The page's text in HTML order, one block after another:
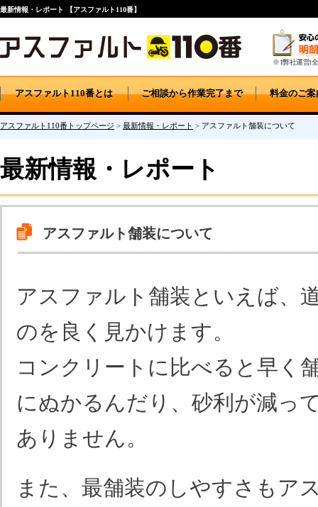
最新情報・レポート 【アスファルト110番】
※1弊社運営t
アスファルト110番とは ご相談から作業完了まで 料金のご案
アスファルト110番トップページ > 最新情報・レポート > アスファルト舗装について
最新情報・レポート
アスファルト舗装について
アスファルト舗装といえば、
のを良く見かけます。
コンクリートに比べると早く
にぬかるんだり、砂利が減っ
ありません。
また、最舗装のしやすさもア